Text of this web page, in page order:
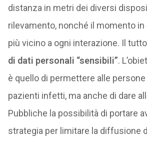
distanza in metri dei diversi
rilevamento, nonché il momento
più vicino a ogni interazione. Il tutto
di dati personali “sensibili”.
è quello di permettere alle
pazienti infetti, ma anche di dare
Pubbliche la possibilità di portare
strategia per limitare la diffusione